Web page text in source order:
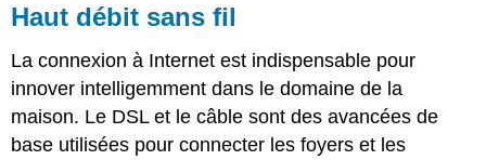
Haut débit sans fil
La connexion à Internet est indispensable pour
innover intelligemment dans le domaine de la
maison. Le DSL et le câble sont des avancées de
base utilisées pour connecter les foyers et les